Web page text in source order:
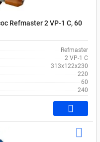
Refmaster 2 VP-1 C, 60
Refmaster
2 VP-1 C
313x122x230
220
60
240